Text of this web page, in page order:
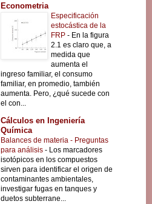
Econometria
Especificación
estocástica de la
FRP - En la figura
2.1 es claro que, a
medida que
aumenta el
ingreso familiar, el consumo
familiar, en promedio, también
aumenta. Pero, ¿qué sucede con
el con...
Cálculos en Ingeniería
Química
Balances de materia - Preguntas
para análisis - Los marcadores
isotópicos en los compuestos
sirven para identificar el origen de
contaminantes ambientales,
investigar fugas en tanques y
duetos subterrane...